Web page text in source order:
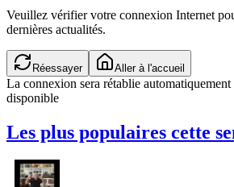
Veuillez vérifier votre connexion Internet
dernières actualités.
Réessayer Aller à l'accueil
La connexion sera rétablie automatiquement
disponible
Les plus populaires cette